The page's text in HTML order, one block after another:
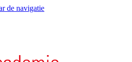
de navigatie